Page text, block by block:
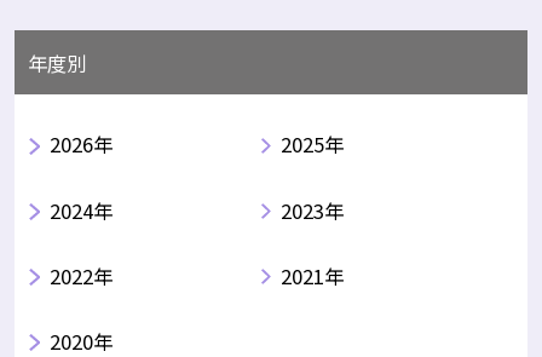
年度別
2026年 2025年
2024年 2023年
2022年 2021年
2020年